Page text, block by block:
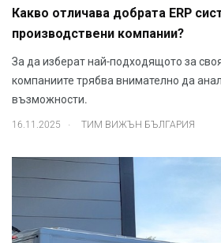
Какво отличава добрата ERP
производствени компании?
За да изберат най-подходящото за
компаниите трябва внимателно да
възможности.
16.11.2025 . ТИМ ВИЖЪН БЪЛГАРИЯ